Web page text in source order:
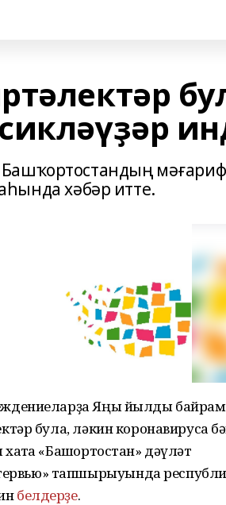
Башҡортостандың
хәбәр итте.
Яңы йылды байрам
була, ләкин коронавирусҡа
«Башҡортостан» дәүләт
тапшырыуында
белдерҙе.